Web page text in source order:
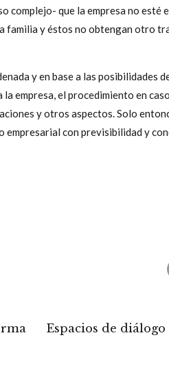
que la empresa no esté
familia y éstos no obtengan otro
y en base a las posibilidades
empresa, el procedimiento en
y otros aspectos. Solo
con previsibilidad y
Espacios de